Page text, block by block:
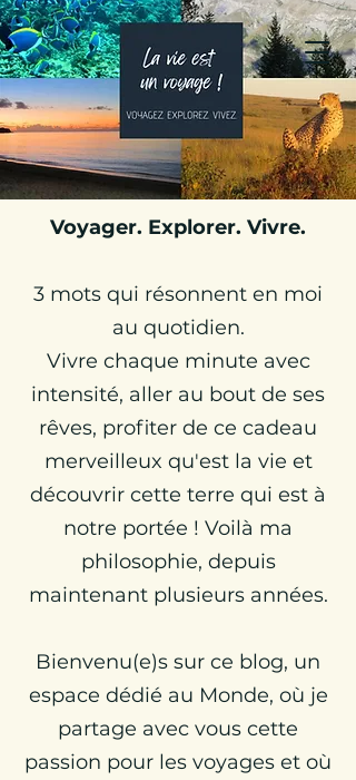
Julie Globetrotteuse
Carnets de Voyages &
Travel Planner
Voyager. Explorer. Vivre.
3 mots qui résonnent en moi
au quotidien.
Vivre chaque minute avec
intensité, aller au bout de ses
rêves, profiter de ce cadeau
merveilleux qu'est la vie et
découvrir cette terre qui est à
notre portée ! Voilà ma
philosophie, depuis
maintenant plusieurs années.
Bienvenu(e)s sur ce blog, un
espace dédié au Monde, où je
partage avec vous cette
passion pour les voyages et où